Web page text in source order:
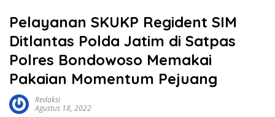
Pelayanan SKUKP Regident SIM
Ditlantas Polda Jatim di Satpas
Polres Bondowoso Memakai
Pakaian Momentum Pejuang
Redaksi
Agustus 18, 2022